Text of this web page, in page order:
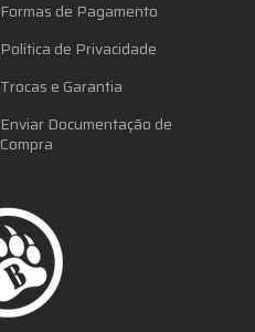
Formas de Pagamento
Política de Privacidade
Trocas e Garantia
Enviar Documentação de
Compra